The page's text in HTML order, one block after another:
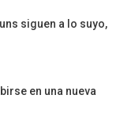
siguen a lo suyo,
en una nueva